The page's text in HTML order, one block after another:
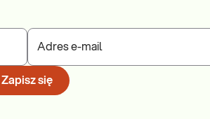
Adres e-mail
Zapisz się